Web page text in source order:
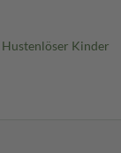
Hustenlöser Kinder